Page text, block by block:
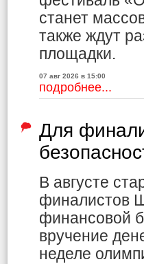
станет
также ждут
площадки.
07 авг 2026 в 15:00
подробнее...
Для
В августе
финалистов
финансовой
вручение
неделе